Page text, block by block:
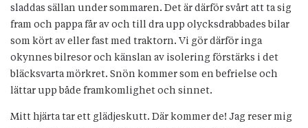
sladdas sällan under sommaren. Det är därför svårt att ta sig
fram och pappa får av och till dra upp olycksdrabbades bilar
som kört av eller fast med traktorn. Vi gör därför inga
okynnes bilresor och känslan av isolering förstärks i det
bläcksvarta mörkret. Snön kommer som en befrielse och
lättar upp både framkomlighet och sinnet.
Mitt hjärta tar ett glädjeskutt. Där kommer de! Jag reser mig